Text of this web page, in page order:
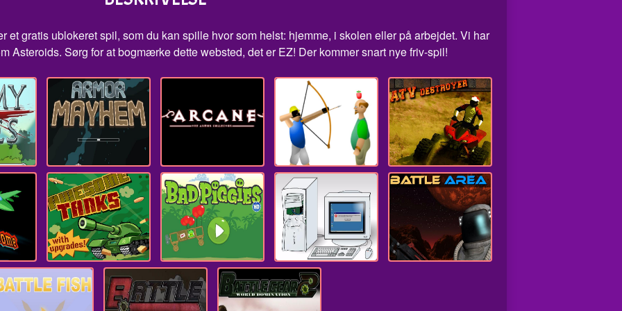
et gratis ublokeret spil, som du kan spille hvor som helst: hjemme, i skolen eller på arbejdet. Vi har
Asteroids. Sørg for at bogmærke dette websted, det er EZ! Der kommer snart nye friv-spil!